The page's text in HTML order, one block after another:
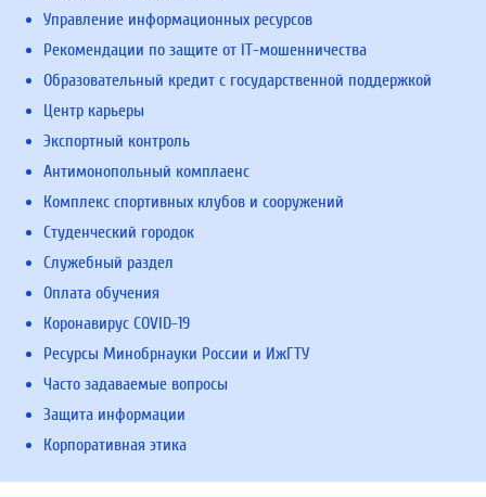
Управление информационных ресурсов
Рекомендации по защите от IT-мошенничества
Образовательный кредит с государственной поддержкой
Центр карьеры
Экспортный контроль
Антимонопольный комплаенс
Комплекс спортивных клубов и сооружений
Студенческий городок
Служебный раздел
Оплата обучения
Коронавирус COVID-19
Ресурсы Минобрнауки России и ИжГТУ
Часто задаваемые вопросы
Защита информации
Корпоративная этика